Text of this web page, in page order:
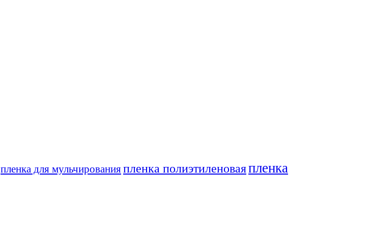
пленка для мульчированияпленка полиэтиленоваяпленка